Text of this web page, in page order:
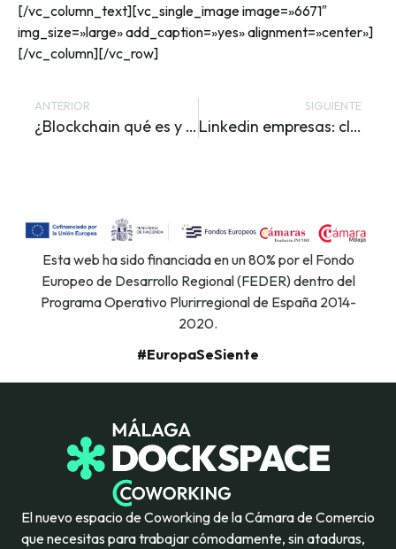
[/vc_column_text][vc_single_image image=»6671″
img_size=»large» add_caption=»yes» alignment=»center»]
[/vc_column][/vc_row]
ANTERIOR
¿Blockchain qué es y qué ventajas tiene?
SIGUIENTE
Linkedin empresas: claves para sacarle partido para captar talento
Esta web ha sido financiada en un 80% por el Fondo
Europeo de Desarrollo Regional (FEDER) dentro del
Programa Operativo Plurirregional de España 2014-
2020.
#EuropaSeSiente
El nuevo espacio de Coworking de la Cámara de Comercio
que necesitas para trabajar cómodamente, sin ataduras,